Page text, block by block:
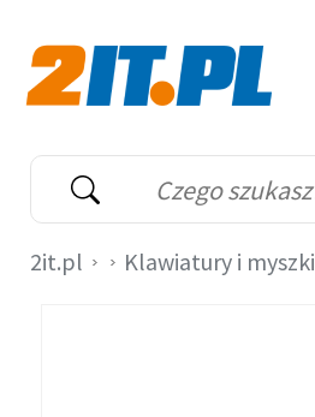
Wyszukiwarka
Słowo kluczowe
2it.pl Klawiatury i myszki